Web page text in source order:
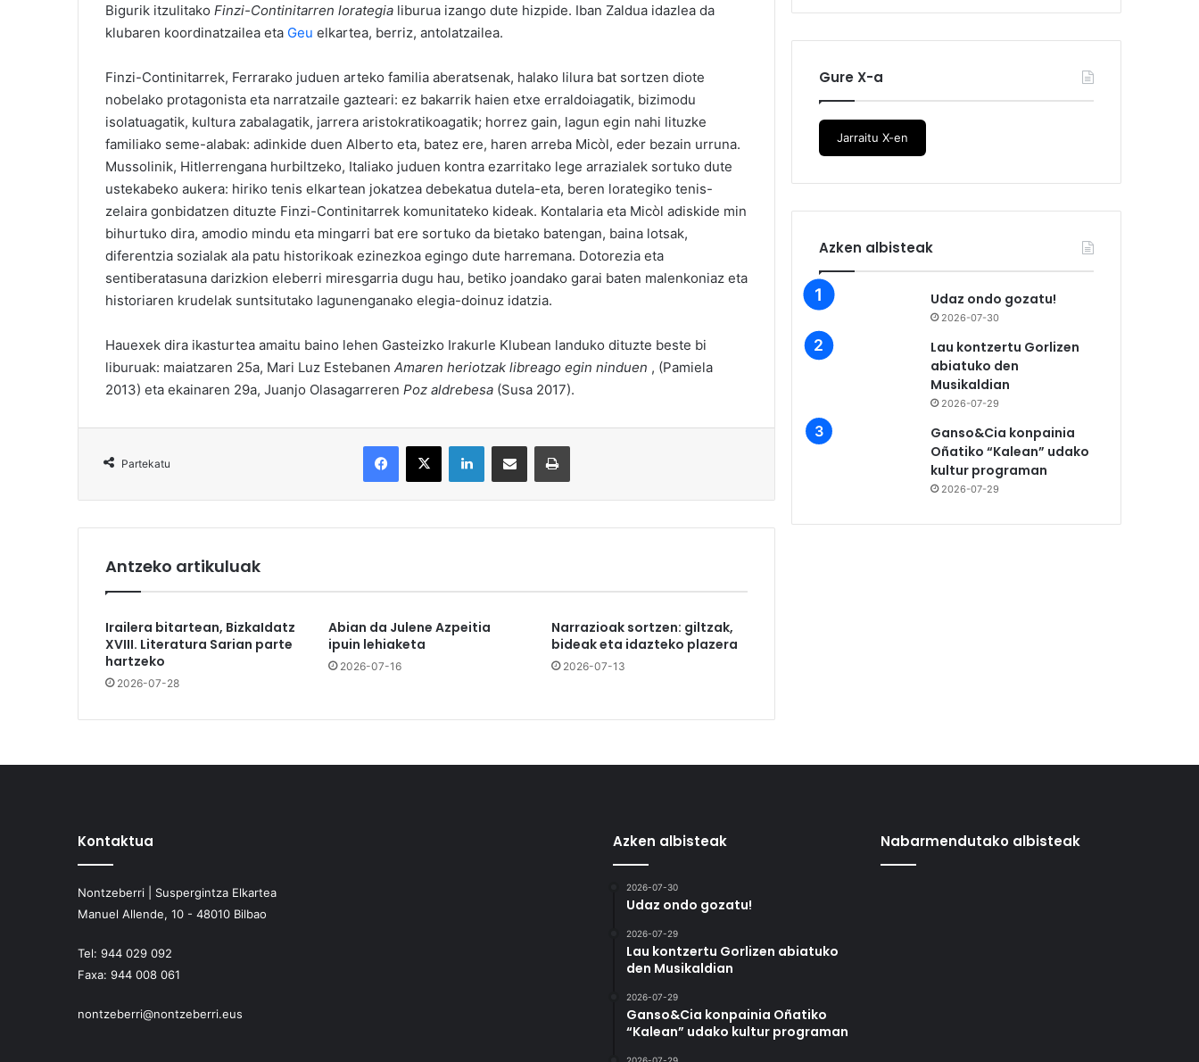
Bigurik itzulitako Finzi-Continitarren lorategia liburua izango dute hizpide. Iban Zaldua idazlea da
klubaren koordinatzailea eta Geu elkartea, berriz, antolatzailea.
Finzi-Continitarrek, Ferrarako juduen arteko familia aberatsenak, halako lilura bat sortzen diote
nobelako protagonista eta narratzaile gazteari: ez bakarrik haien etxe erraldoiagatik, bizimodu
isolatuagatik, kultura zabalagatik, jarrera aristokratikoagatik; horrez gain, lagun egin nahi lituzke
familiako seme-alabak: adinkide duen Alberto eta, batez ere, haren arreba Micòl, eder bezain urruna.
Mussolinik, Hitlerrengana hurbiltzeko, Italiako juduen kontra ezarritako lege arrazialek sortuko dute
ustekabeko aukera: hiriko tenis elkartean jokatzea debekatua dutela-eta, beren lorategiko tenis-
zelaira gonbidatzen dituzte Finzi-Continitarrek komunitateko kideak. Kontalaria eta Micòl adiskide min
bihurtuko dira, amodio mindu eta mingarri bat ere sortuko da bietako batengan, baina lotsak,
diferentzia sozialak ala patu historikoak ezinezkoa egingo dute harremana. Dotorezia eta
sentiberatasuna darizkion eleberri miresgarria dugu hau, betiko joandako garai baten malenkoniaz eta
historiaren krudelak suntsitutako lagunenganako elegia-doinuz idatzia.
Hauexek dira ikasturtea amaitu baino lehen Gasteizko Irakurle Klubean landuko dituzte beste bi
liburuak: maiatzaren 25a, Mari Luz Estebanen Amaren heriotzak libreago egin ninduen , (Pamiela
2013) eta ekainaren 29a, Juanjo Olasagarreren Poz aldrebesa (Susa 2017).
Partekatu
Antzeko artikuluak
Irailera bitartean, BizkaIdatz
XVIII. Literatura Sarian parte
hartzeko
2026-07-28
Abian da Julene Azpeitia
ipuin lehiaketa
2026-07-16
Narrazioak sortzen: giltzak,
bideak eta idazteko plazera
2026-07-13
Gure X-a
Jarraitu X-en
Azken albisteak
Udaz ondo gozatu!
2026-07-30
Lau kontzertu Gorlizen
abiatuko den
Musikaldian
2026-07-29
Ganso&Cia konpainia
Oñatiko “Kalean” udako
kultur programan
2026-07-29
Kontaktua
Nontzeberri | Suspergintza Elkartea
Manuel Allende, 10 - 48010 Bilbao
Tel: 944 029 092
Faxa: 944 008 061
nontzeberri@nontzeberri.eus
Azken albisteak
2026-07-30
Udaz ondo gozatu!
2026-07-29
Lau kontzertu Gorlizen abiatuko
den Musikaldian
2026-07-29
Ganso&Cia konpainia Oñatiko
“Kalean” udako kultur programan
2026-07-29
Nabarmendutako albisteak